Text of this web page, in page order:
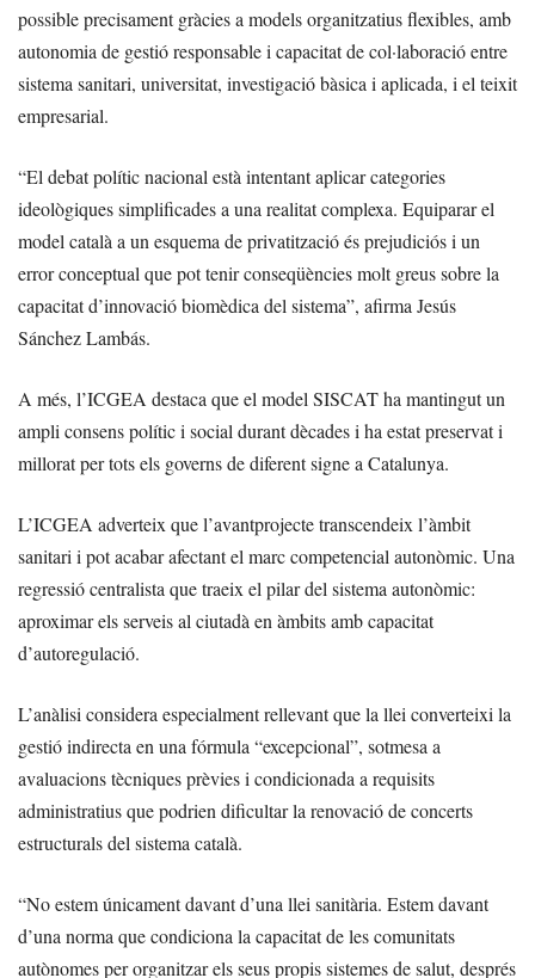
possible precisament gràcies a models organitzatius flexibles, amb
autonomia de gestió responsable i capacitat de col·laboració entre
sistema sanitari, universitat, investigació bàsica i aplicada, i el teixit
empresarial.
“El debat polític nacional està intentant aplicar categories
ideològiques simplificades a una realitat complexa. Equiparar el
model català a un esquema de privatització és prejudiciós i un
error conceptual que pot tenir conseqüències molt greus sobre la
capacitat d’innovació biomèdica del sistema”, afirma Jesús
Sánchez Lambás.
A més, l’ICGEA destaca que el model SISCAT ha mantingut un
ampli consens polític i social durant dècades i ha estat preservat i
millorat per tots els governs de diferent signe a Catalunya.
L’ICGEA adverteix que l’avantprojecte transcendeix l’àmbit
sanitari i pot acabar afectant el marc competencial autonòmic. Una
regressió centralista que traeix el pilar del sistema autonòmic:
aproximar els serveis al ciutadà en àmbits amb capacitat
d’autoregulació.
L’anàlisi considera especialment rellevant que la llei converteixi la
gestió indirecta en una fórmula “excepcional”, sotmesa a
avaluacions tècniques prèvies i condicionada a requisits
administratius que podrien dificultar la renovació de concerts
estructurals del sistema català.
“No estem únicament davant d’una llei sanitària. Estem davant
d’una norma que condiciona la capacitat de les comunitats
autònomes per organitzar els seus propis sistemes de salut, després